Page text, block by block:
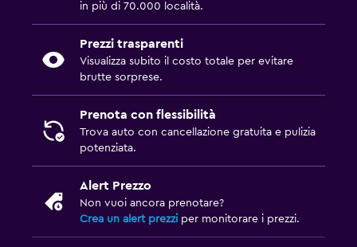
in più di 70.000 località.
Prezzi trasparenti
Visualizza subito il costo totale per evitare
brutte sorprese.
Prenota con flessibilità
Trova auto con cancellazione gratuita e pulizia
potenziata.
Alert Prezzo
Non vuoi ancora prenotare?
Crea un alert prezzi per monitorare i prezzi.